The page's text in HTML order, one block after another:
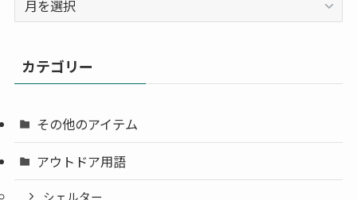
ー
ブ
カテゴリー
その他のアイテム
アウトドア用語